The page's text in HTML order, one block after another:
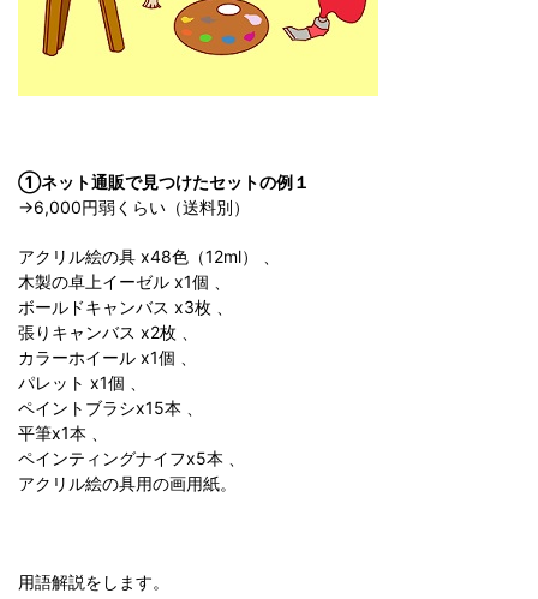
①ネット通販で見つけたセットの例１
→6,000円弱くらい（送料別）
アクリル絵の具 x48色（12ml） 、
木製の卓上イーゼル x1個 、
ボールドキャンバス x3枚 、
張りキャンバス x2枚 、
カラーホイール x1個 、
パレット x1個 、
ペイントブラシx15本 、
平筆x1本 、
ペインティングナイフx5本 、
アクリル絵の具用の画用紙。
用語解説をします。